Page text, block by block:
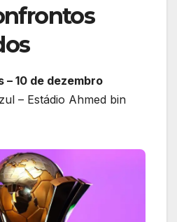
– 10 de dezembro
– Estádio Ahmed bin